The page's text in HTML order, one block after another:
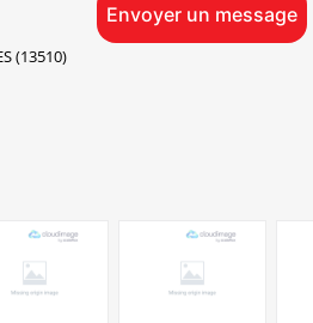
(13510)
Envoyer un message